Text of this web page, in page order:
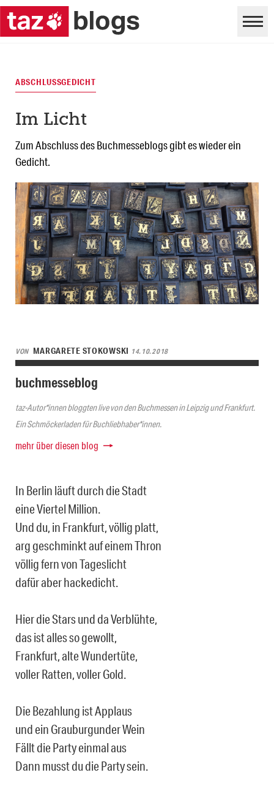
ABSCHLUSSGEDICHT
Im Licht
Zum Abschluss des Buchmesseblogs gibt es wieder ein
Gedicht.
VON MARGARETE STOKOWSKI 14.10.2018
buchmesseblog
taz-Autor*innen bloggten live von den Buchmessen in Leipzig und Frankfurt.
Ein Schmöckerladen für Buchliebhaber*innen.
mehr über diesen blog
In Berlin läuft durch die Stadt
eine Viertel Million.
Und du, in Frankfurt, völlig platt,
arg geschminkt auf einem Thron
völlig fern von Tageslicht
dafür aber hackedicht.
Hier die Stars und da Verblühte,
das ist alles so gewollt,
Frankfurt, alte Wundertüte,
voller Ratten, voller Gold.
Die Bezahlung ist Applaus
und ein Grauburgunder Wein
Fällt die Party einmal aus
Dann musst du die Party sein.